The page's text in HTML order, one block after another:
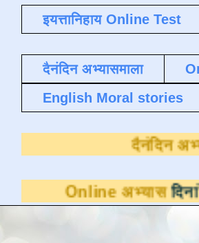
इयत्तानिहाय Online Test
दैनंदिन अभ्यासमाला
English Moral stories
अभ्यासदिनांक 31 मार्च